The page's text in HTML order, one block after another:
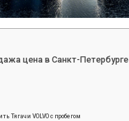
цена в Санкт-Петербурге
Тягачи VOLVO с пробегом